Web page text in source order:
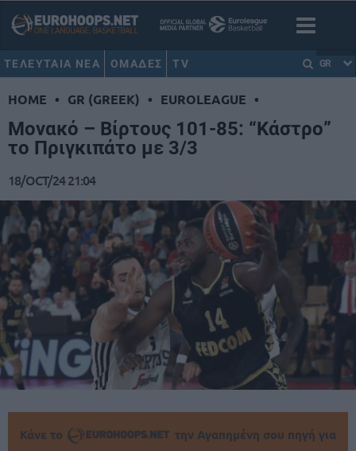
ΤΕΛΕΥΤΑΙΑ ΝΕΑ ΟΜΑΔΕΣ TV GR
HOME • GR (GREEK) • EUROLEAGUE •
Μονακό – Βίρτους 101-85: “Κάστρο”
το Πριγκιπάτο με 3/3
18/OCT/24 21:04
Κάνε το
την Αγαπημένη σου πηγή για